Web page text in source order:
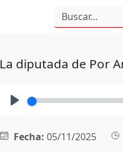
La diputada de Por
Fecha: 05/11/2025